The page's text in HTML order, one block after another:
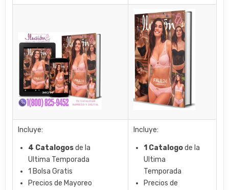
Incluye:
4 Catalogosde la
Ultima Temporada
1 Bolsa Gratis
Precios de Mayoreo
Incluye:
1 Catalogode la
Ultima
Temporada
Precios de